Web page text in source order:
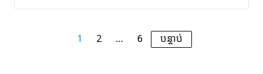
1 2 … 6 បន្ទាប់